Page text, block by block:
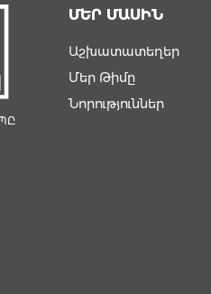
ՄԵՐ ՄԱՍԻՆ
Աշխատատեղեր
Մեր Թիմը
Նորություններ